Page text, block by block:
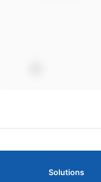
Solutions